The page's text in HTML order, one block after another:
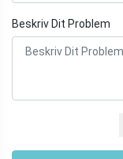
Beskriv Dit Problem